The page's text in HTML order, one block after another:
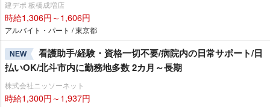
建デポ 板橋成増店
時給1,306円～1,606円
アルバイト・パート / 東京都
NEW
看護助手/経験・資格一切不要/病院内の日常サポート/日
払いOK/北斗市内に勤務地多数 2カ月～長期
株式会社ニッソーネット
時給1,300円～1,937円